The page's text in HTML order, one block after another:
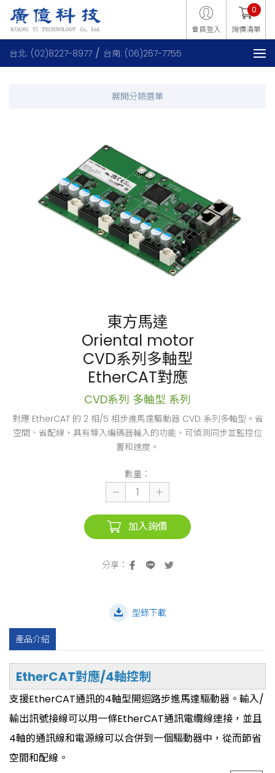
會員登入 詢價清單
0
台北: (02)8227-8977 台南: (06)267-7755
東方馬達
Oriental motor
CVD系列多軸型
EtherCAT對應
CVD系列 多軸型 系列
對應 EtherCAT 的 2 相/5 相步進馬達驅動器 CVD 系列多軸型。省
空間、省配線，具有導入編碼器輸入的功能，可偵測同步並監控位
置和速度。
數量：
加入詢價
產品介紹
型錄下載
EtherCAT對應/4軸控制
支援EtherCAT通訊的4軸型開迴路步進馬達驅動器。輸入/
輸出訊號接線可以用一條EtherCAT通訊電纜線連接，並且
4軸的通訊線和電源線可以合併到一個驅動器中，從而節省
空間和配線。